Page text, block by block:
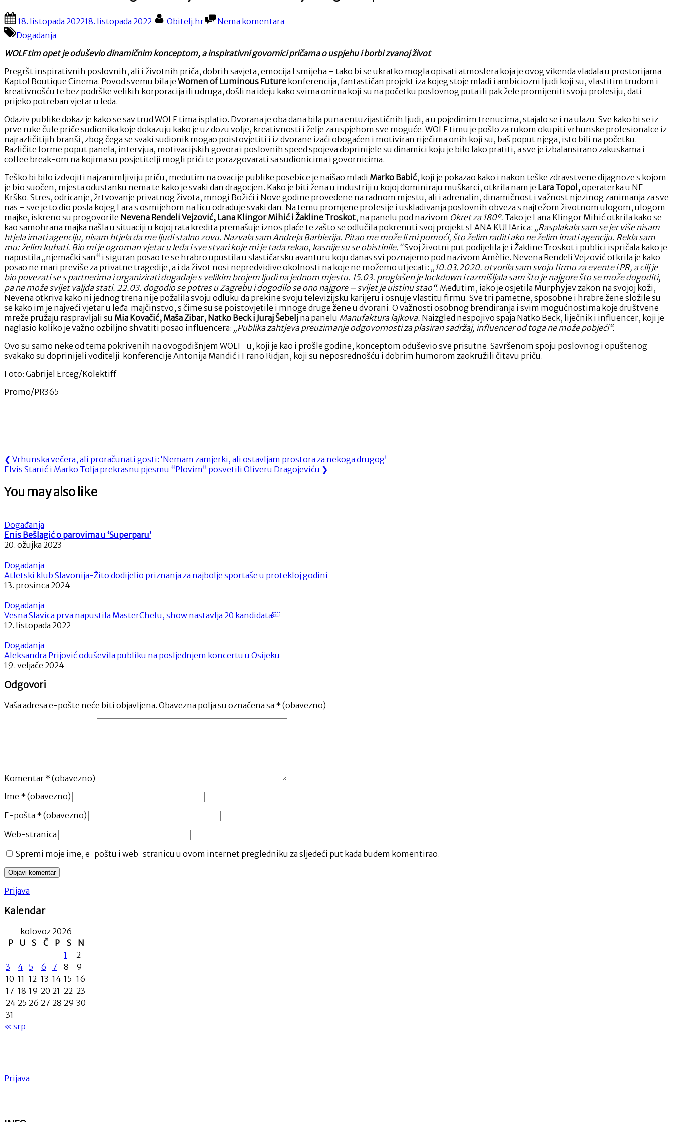
Posted
on
18. listopada 202218. listopada 2022 By
Obitelj.hr Nema komentara
Na
drugom
izdanju
WOLF-
a
sudionici
jednoglasno
Samo
krenite!
Događanja
WOLF tim opet je oduševio dinamičnim konceptom, a inspirativni govornici pričama o uspjehu i borbi zvanoj život
Pregršt inspirativnih poslovnih, ali i životnih priča, dobrih savjeta, emocija I smijeha – tako bi se ukratko mogla opisati atmosfera koja je ovog vikenda vladala u prostorijama
Kaptol Boutique Cinema. Povod svemu bila je Women of Luminous Future konferencija, fantastičan projekt iza kojeg stoje mladi i ambiciozni ljudi koji su, vlastitim trudom i
kreativnošću te bez podrške velikih korporacija ili udruga, došli na ideju kako svima onima koji su na početku poslovnog puta ili pak žele promijeniti svoju profesiju, dati
prijeko potreban vjetar u leđa.
Odaziv publike dokaz je kako se sav trud WOLF tima isplatio. Dvorana je oba dana bila puna entuzijastičnih ljudi, a u pojedinim trenucima, stajalo se i na ulazu. Sve kako bi se iz
prve ruke čule priče sudionika koje dokazuju kako je uz dozu volje, kreativnosti i želje za uspjehom sve moguće. WOLF timu je pošlo za rukom okupiti vrhunske profesionalce iz
najrazličitijih branši, zbog čega se svaki sudionik mogao poistovjetiti i iz dvorane izaći obogaćen i motiviran riječima onih koji su, baš poput njega, isto bili na početku.
Različite forme poput panela, intervjua, motivacijskih govora i poslovnih speed spojeva doprinijele su dinamici koju je bilo lako pratiti, a sve je izbalansirano zakuskama i
coffee break-om na kojima su posjetitelji mogli prići te porazgovarati sa sudionicima i govornicima.
Teško bi bilo izdvojiti najzanimljiviju priču, međutim na ovacije publike posebice je naišao mladi Marko Babić, koji je pokazao kako i nakon teške zdravstvene dijagnoze s kojom
je bio suočen, mjesta odustanku nema te kako je svaki dan dragocjen. Kako je biti žena u industriji u kojoj dominiraju muškarci, otkrila nam je Lara Topol,operaterka u NE
Krško. Stres, odricanje, žrtvovanje privatnog života, mnogi Božići i Nove godine provedene na radnom mjestu, ali i adrenalin, dinamičnost i važnost njezinog zanimanja za sve
nas – sve je to dio posla kojeg Lara s osmijehom na licu odrađuje svaki dan. Na temu promjene profesije i usklađivanja poslovnih obveza s najtežom životnom ulogom, ulogom
majke, iskreno su progovorile Nevena Rendeli Vejzović, Lana Klingor Mihić i Žakline Troskot, na panelu pod nazivom Okret za 180º. Tako je Lana Klingor Mihić otkrila kako se
kao samohrana majka našla u situaciji u kojoj rata kredita premašuje iznos plaće te zašto se odlučila pokrenuti svoj projekt sLANA KUHArica: „Rasplakala sam se jer više nisam
htjela imati agenciju, nisam htjela da me ljudi stalno zovu. Nazvala sam Andreja Barbierija. Pitao me može li mi pomoći, što želim raditi ako ne želim imati agenciju. Rekla sam
mu: želim kuhati. Bio mi je ogroman vjetar u leđa i sve stvari koje mi je tada rekao, kasnije su se obistinile.“Svoj životni put podijelila je i Žakline Troskot i publici ispričala kako je
napustila „njemački san“ i siguran posao te se hrabro upustila u slastičarsku avanturu koju danas svi poznajemo pod nazivom Amèlie. Nevena Rendeli Vejzović otkrila je kako
posao ne mari previše za privatne tragedije, a i da život nosi nepredvidive okolnosti na koje ne možemo utjecati: „10.03.2020. otvorila sam svoju firmu za evente i PR, a cilj je
bio povezati se s partnerima i organizirati događaje s velikim brojem ljudi na jednom mjestu. 15.03. proglašen je lockdown i razmišljala sam što je najgore što se može dogoditi,
pa ne može svijet valjda stati. 22.03. dogodio se potres u Zagrebu i dogodilo se ono najgore – svijet je uistinu stao“. Međutim, iako je osjetila Murphyjev zakon na svojoj koži,
Nevena otkriva kako ni jednog trena nije požalila svoju odluku da prekine svoju televizijsku karijeru i osnuje vlastitu firmu. Sve tri pametne, sposobne i hrabre žene složile su
se kako im je najveći vjetar u leđa majčinstvo, s čime su se poistovjetile i mnoge druge žene u dvorani. O važnosti osobnog brendiranja i svim mogućnostima koje društvene
mreže pružaju raspravljali su Mia Kovačić, Maša Zibar, Natko Beck i Juraj Šebelj na panelu Manufaktura lajkova. Naizgled nespojivo spaja Natko Beck, liječnik i influencer, koji je
naglasio koliko je važno ozbiljno shvatiti posao influencera: „Publika zahtjeva preuzimanje odgovornosti za plasiran sadržaj, influencer od toga ne može pobjeći“.
Ovo su samo neke od tema pokrivenih na ovogodišnjem WOLF-u, koji je kao i prošle godine, konceptom oduševio sve prisutne. Savršenom spoju poslovnog i opuštenog
svakako su doprinijeli voditelji konferencije Antonija Mandić i Frano Ridjan, koji su neposrednošću i dobrim humorom zaokružili čitavu priču.
Foto: Gabrijel Erceg/Kolektiff
Promo/PR365
Navigacija
objava
❮ Previous
Post:
Vrhunska večera, ali proračunati gosti: ‘Nemam zamjerki, ali ostavljam prostora za nekoga drugog’
Next
Elvis Stanić i Marko Tolja prekrasnu pjesmu “Plovim” posvetili Oliveru Dragojeviću ❯
You may also like
Događanja
Enis Bešlagić o parovima u ‘Superparu’
20. ožujka 2023
Događanja
Atletski klub Slavonija-Žito dodijelio priznanja za najbolje sportaše u protekloj godini
13. prosinca 2024
Događanja
Vesna Slavica prva napustila MasterChefu, show nastavlja 20 kandidata￼
12. listopada 2022
Događanja
Aleksandra Prijović oduševila publiku na posljednjem koncertu u Osijeku
19. veljače 2024
Odgovori
Vaša adresa e-pošte neće biti objavljena. Obavezna polja su označena sa * (obavezno)
Komentar * (obavezno)
Ime * (obavezno)
E-pošta * (obavezno)
Web-stranica
Spremi moje ime, e-poštu i web-stranicu u ovom internet pregledniku za sljedeći put kada budem komentirao.
Prijava
Kalendar
kolovoz 2026
P
U S Č P S
N
1
2
3
4 5 6 7 8
9
10 11 12 13 14 15 16
17 18 19 20 21 22 23
24 25 26 27 28 29 30
31
« srp
Prijava